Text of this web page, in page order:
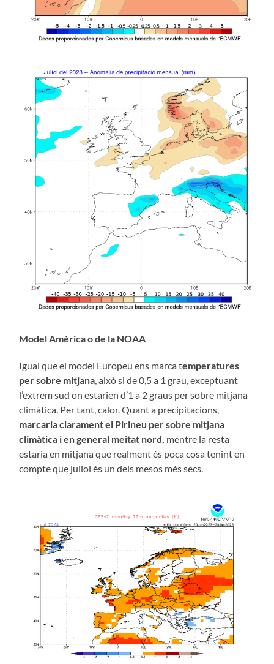
Model Amèrica o de la NOAA
Igual que el model Europeu ens marca temperatures
per sobre mitjana , això si de 0,5 a 1 grau, exceptuant
l’extrem sud on estarien d’1 a 2 graus per sobre mitjana
climàtica. Per tant, calor. Quant a precipitacions,
marcaria clarament el Pirineu per sobre mitjana
climàtica i en general meitat nord, mentre la resta
estaria en mitjana que realment és poca cosa tenint en
compte que juliol és un dels mesos més secs.